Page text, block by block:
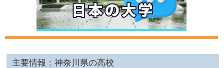
主要情報：神奈川県の高校